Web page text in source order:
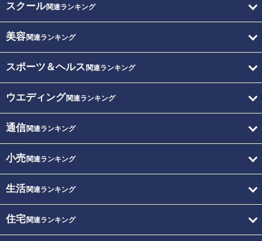
スクール関連ランキング
美容関連ランキング
スポーツ＆ヘルス 関連ランキング
ウエディング関連ランキング
通信関連ランキング
小売関連ランキング
生活関連ランキング
住宅関連ランキング